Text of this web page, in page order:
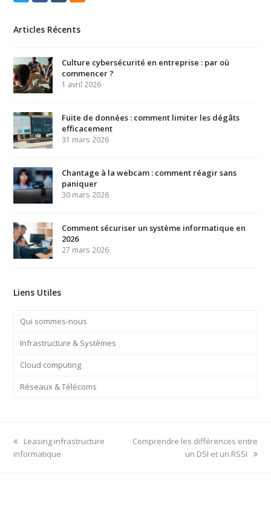
Articles Récents
Culture cybersécurité en entreprise : par où
commencer ?
1 avril 2026
Fuite de données : comment limiter les dégâts
efficacement
31 mars 2026
Chantage à la webcam : comment réagir sans
paniquer
30 mars 2026
Comment sécuriser un système informatique en
2026
27 mars 2026
Liens Utiles
Qui sommes-nous
Infrastructure & Systèmes
Cloud computing
Réseaux & Télécoms
previous
post:
Leasing infrastructure
informatique
next
Comprendre les différences entre
un DSI et un RSSI